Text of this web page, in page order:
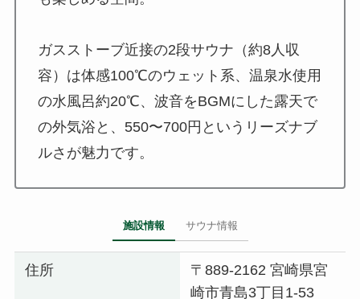
ガスストーブ近接の2段サウナ（約8人収
容）は体感100℃のウェット系、温泉水使用
の水風呂約20℃、波音をBGMにした露天で
の外気浴と、550〜700円というリーズナブ
ルさが魅力です。
施設情報 サウナ情報
住所
〒889-2162 宮崎県宮
崎市青島3丁目1-53